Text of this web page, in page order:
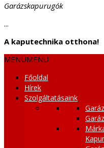
Garázskapurugók
...
A kaputechnika otthona!
MENÜMENÜ
Főoldal
Hírek
Szolgáltatásaink